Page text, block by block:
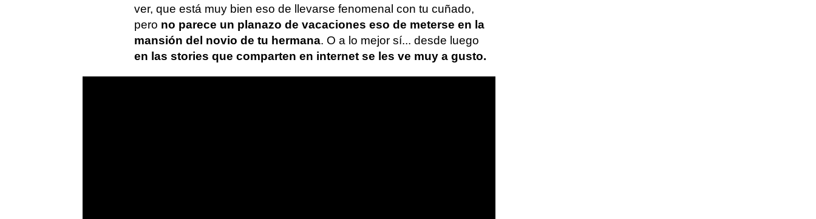
ver, que está muy bien eso de llevarse fenomenal con tu cuñado,
pero no parece un planazo de vacaciones eso de meterse en la
mansión del novio de tu hermana. O a lo mejor sí... desde luego
en las stories que comparten en internet se les ve muy a gusto.